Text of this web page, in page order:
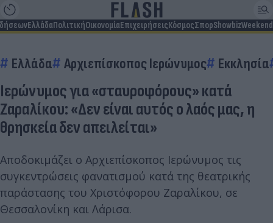
ΕλλάδαΠολιτικήΟικονομίαΕπιχειρήσειςΚόσμοςΣπορShowbizWeekend
Ελλάδα Αρχιεπίσκοπος Ιερώνυμος Εκκλησία
Ιερώνυμος για «σταυροφόρους» κατά
Ζαραλίκου: «Δεν είναι αυτός ο λαός μας, η
θρησκεία δεν απειλείται»
Αποδοκιμάζει ο Αρχιεπίσκοπος Ιερώνυμος τις
συγκεντρώσεις φανατισμού κατά της θεατρικής
παράστασης του Χριστόφορου Ζαραλίκου, σε
Θεσσαλονίκη και Λάρισα.